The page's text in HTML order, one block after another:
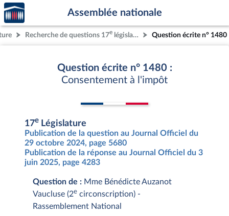
Aller au contenu
Aller en bas de la page
Accèder
à la
page
d'accueil
Assemblée nationale
Recherche de questions 17e législature Question écrite n° 1480
Question écrite n° 1480 :
Consentement à l'impôt
17e Législature
Publication de la question au Journal Officiel du
29 octobre 2024, page 5680
Publication de la réponse au Journal Officiel du 3
juin 2025, page 4283
Question de : Mme Bénédicte Auzanot
Vaucluse (2e circonscription) -
Rassemblement National